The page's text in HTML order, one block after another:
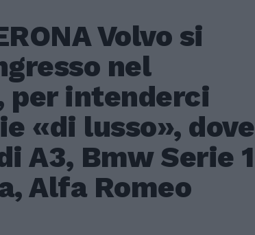
Volvo si
nel
per intenderci
«di lusso», dove
A3, Bmw Serie 1
Alfa Romeo